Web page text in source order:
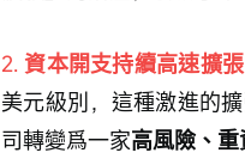
2. 資本開支持續高速擴張
美元級別，這種激進的
司轉變爲一家高風險、重